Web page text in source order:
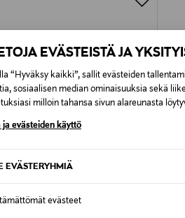
EVÄSTEISTÄ JA
“Hyväksy kaikki”, sallit evästeiden
sosiaalisen median ominaisuuksia sekä
milloin tahansa sivun alareunasta
ja evästeiden käyttö
EVÄSTERYHMIÄ
evästeet